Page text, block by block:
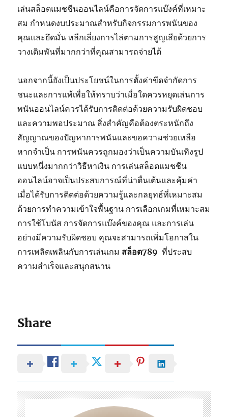
เล่นสล็อตแมชชีนออนไลน์คือการจัดการแบ๊งค์ที่เหมาะ
สม กำหนดงบประมาณสำหรับกิจกรรมการพนันของ
คุณและยึดมั่น หลีกเลี่ยงการไล่ตามการสูญเสียด้วยการ
วางเดิมพันที่มากกว่าที่คุณสามารถจ่ายได้
นอกจากนี้ยังเป็นประโยชน์ในการตั้งค่าขีดจำกัดการ
ชนะและการแพ้เพื่อให้ทราบว่าเมื่อใดควรหยุดเล่นการ
พนันออนไลน์ควรได้รับการติดต่อด้วยความรับผิดชอบ
และความพอประมาณ สิ่งสำคัญคือต้องตระหนักถึง
สัญญาณของปัญหาการพนันและขอความช่วยเหลือ
หากจำเป็น การพนันควรถูกมองว่าเป็นความบันเทิงรูป
แบบหนึ่งมากกว่าวิธีหาเงิน การเล่นสล็อตแมชชีน
ออนไลน์อาจเป็นประสบการณ์ที่น่าตื่นเต้นและคุ้มค่า
เมื่อได้รับการติดต่อด้วยความรู้และกลยุทธ์ที่เหมาะสม
ด้วยการทำความเข้าใจพื้นฐาน การเลือกเกมที่เหมาะสม
การใช้โบนัส การจัดการแบ๊งค์ของคุณ และการเล่น
อย่างมีความรับผิดชอบ คุณจะสามารถเพิ่มโอกาสใน
การเพลิดเพลินกับการเล่นเกม สล็อต789 ที่ประสบ
ความสำเร็จและสนุกสนาน
Share